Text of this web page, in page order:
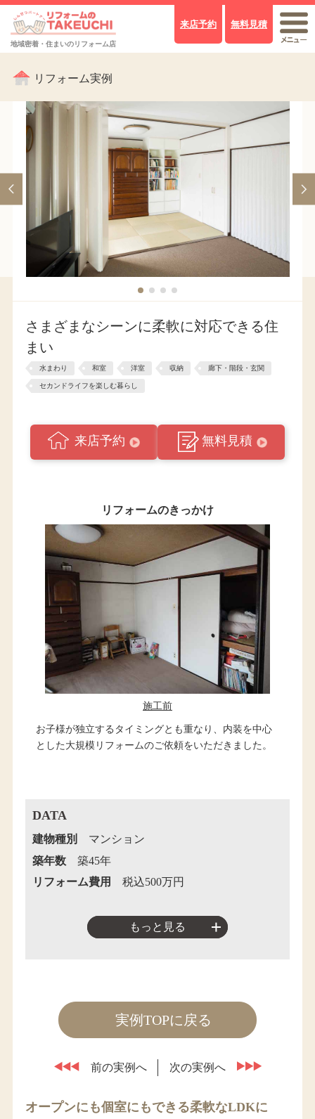
地域密着・住まいのリフォーム店
来店予約 無料見積
リフォーム実例
さまざまなシーンに柔軟に対応できる住
まい
水まわり 和室 洋室 収納 廊下・階段・玄関
セカンドライフを楽しむ暮らし
来店予約 無料見積
リフォームのきっかけ
施工前
お子様が独立するタイミングとも重なり、内装を中心
とした大規模リフォームのご依頼をいただきました。
DATA
建物種別
マンション
築年数
築45年
リフォーム費用
税込500万円
もっと見る
実例TOPに戻る
前の実例へ 次の実例へ
オープンにも個室にもできる柔軟なLDKに